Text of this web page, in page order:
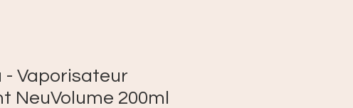
- Vaporisateur
NeuVolume 200ml